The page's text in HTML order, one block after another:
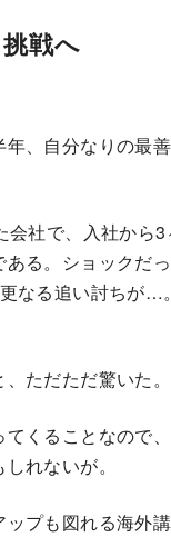
戦へ
、自分なりの最
社で、入社から
る。ショックだ
なる追い討ちが
ただただ驚いた。
くることなので
れないが。
プも図れる海外